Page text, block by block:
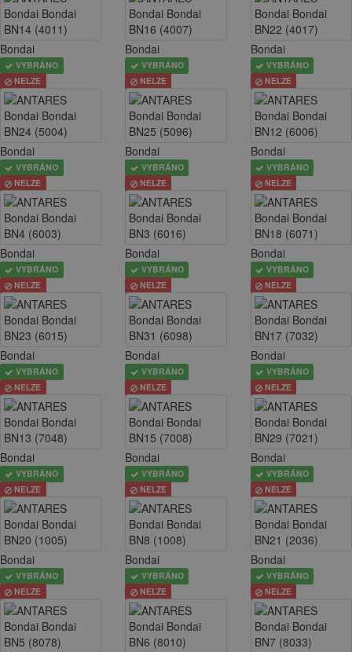
Bondai
VYBRÁNO
NELZE
Bondai
VYBRÁNO
NELZE
Bondai
VYBRÁNO
NELZE
Bondai
VYBRÁNO
NELZE
Bondai
VYBRÁNO
NELZE
Bondai
VYBRÁNO
NELZE
Bondai
VYBRÁNO
NELZE
Bondai
VYBRÁNO
NELZE
Bondai
VYBRÁNO
NELZE
Bondai
VYBRÁNO
NELZE
Bondai
VYBRÁNO
NELZE
Bondai
VYBRÁNO
NELZE
Bondai
VYBRÁNO
NELZE
Bondai
VYBRÁNO
NELZE
Bondai
VYBRÁNO
NELZE
Bondai
VYBRÁNO
NELZE
Bondai
VYBRÁNO
NELZE
Bondai
VYBRÁNO
NELZE